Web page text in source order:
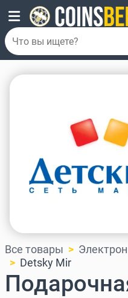
Все товары
Detsky Mir